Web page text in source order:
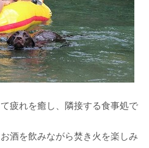
疲れを癒し、隣接する食事処で
酒を飲みながら焚き火を楽しみ